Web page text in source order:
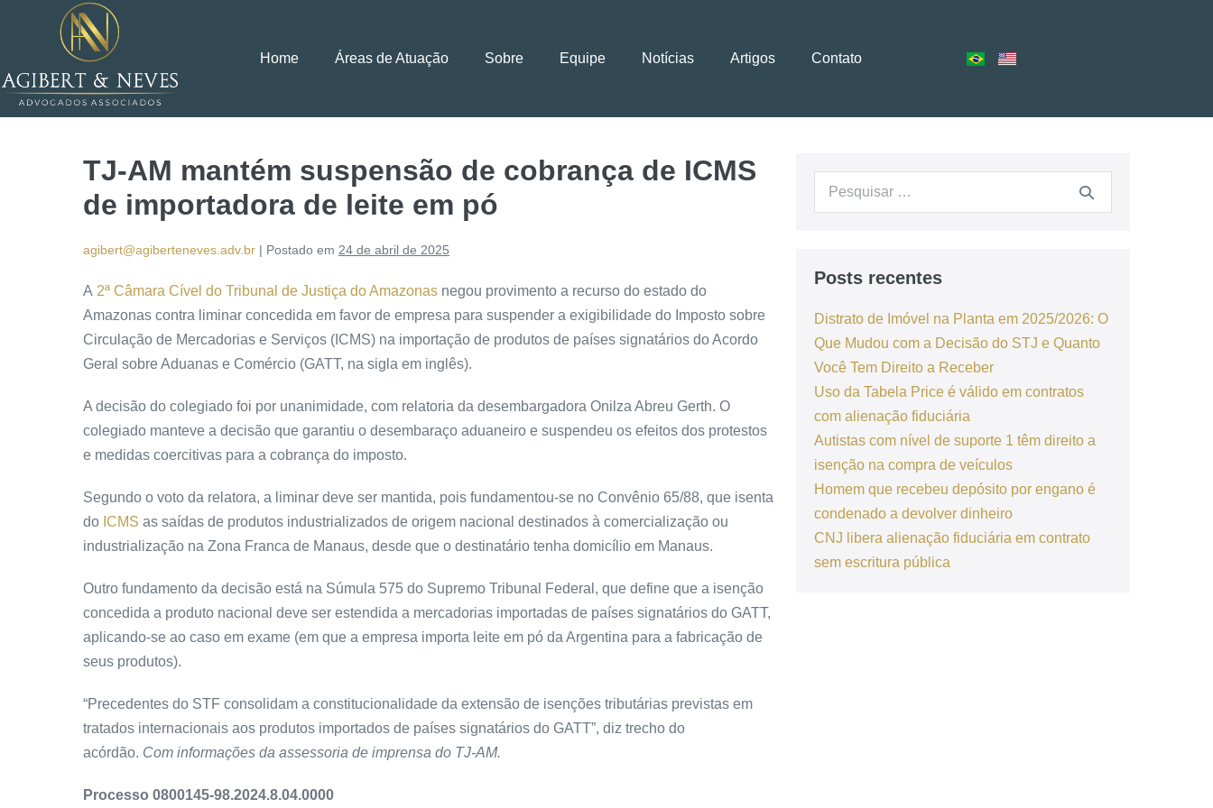
Home Áreas de Atuação Sobre Equipe Notícias Artigos Contato
TJ-AM mantém suspensão de cobrança de ICMS
de importadora de leite em pó
agibert@agiberteneves.adv.br | Postado em 24 de abril de 2025
A 2ª Câmara Cível do Tribunal de Justiça do Amazonas negou provimento a recurso do estado do
Amazonas contra liminar concedida em favor de empresa para suspender a exigibilidade do Imposto sobre
Circulação de Mercadorias e Serviços (ICMS) na importação de produtos de países signatários do Acordo
Geral sobre Aduanas e Comércio (GATT, na sigla em inglês).
A decisão do colegiado foi por unanimidade, com relatoria da desembargadora Onilza Abreu Gerth. O
colegiado manteve a decisão que garantiu o desembaraço aduaneiro e suspendeu os efeitos dos protestos
e medidas coercitivas para a cobrança do imposto.
Segundo o voto da relatora, a liminar deve ser mantida, pois fundamentou-se no Convênio 65/88, que isenta
do ICMS as saídas de produtos industrializados de origem nacional destinados à comercialização ou
industrialização na Zona Franca de Manaus, desde que o destinatário tenha domicílio em Manaus.
Outro fundamento da decisão está na Súmula 575 do Supremo Tribunal Federal, que define que a isenção
concedida a produto nacional deve ser estendida a mercadorias importadas de países signatários do GATT,
aplicando-se ao caso em exame (em que a empresa importa leite em pó da Argentina para a fabricação de
seus produtos).
“Precedentes do STF consolidam a constitucionalidade da extensão de isenções tributárias previstas em
tratados internacionais aos produtos importados de países signatários do GATT”, diz trecho do
acórdão. Com informações da assessoria de imprensa do TJ-AM.
Processo 0800145-98.2024.8.04.0000
Posts recentes
Distrato de Imóvel na Planta em 2025/2026: O
Que Mudou com a Decisão do STJ e Quanto
Você Tem Direito a Receber
Uso da Tabela Price é válido em contratos
com alienação fiduciária
Autistas com nível de suporte 1 têm direito a
isenção na compra de veículos
Homem que recebeu depósito por engano é
condenado a devolver dinheiro
CNJ libera alienação fiduciária em contrato
sem escritura pública